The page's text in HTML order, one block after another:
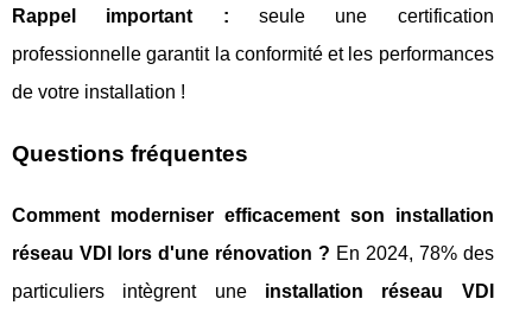
Rappel important : seule une certification
professionnelle garantit la conformité et les performances
de votre installation !
Questions fréquentes
Comment moderniser efficacement son installation
réseau VDI lors d'une rénovation ? En 2024, 78% des
particuliers intègrent une installation réseau VDI